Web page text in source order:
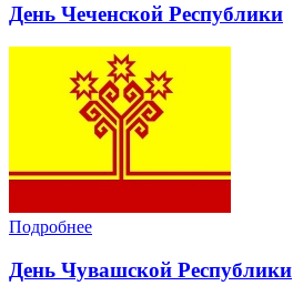
День Чеченской Республики
Подробнее
День Чувашской Республики